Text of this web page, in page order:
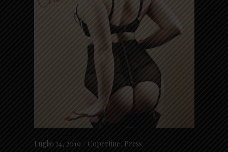
Luglio 24, 2019 Copertine , Press